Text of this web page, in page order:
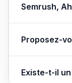
Semrush,
Proposez-
Existe-t-il